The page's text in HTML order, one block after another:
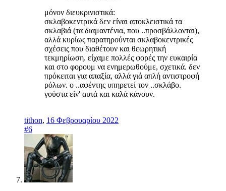
μόνον διευκρινιστικά:
σκλαβοκεντρικά δεν είναι αποκλειστικά τα
σκλαβιά (τα διαμαντένια, που ..προσβάλλονται),
αλλά κυρίως παρατηρούνται σκλαβοκεντρικές
σχέσεις που διαθέτουν και θεωρητική
τεκμηρίωση. είχαμε πολλές φορές την ευκαιρία
και στο φορουμ να ενημερωθούμε, σχετικά. δεν
πρόκειται για απαξία, αλλά γιά απλή αντιστροφή
ρόλων. ο ..αφέντης υπηρετεί τον ..σκλάβο.
γούστα είν' αυτά και καλά κάνουν.
tithon, 16 Φεβρουαρίου 2022
#6